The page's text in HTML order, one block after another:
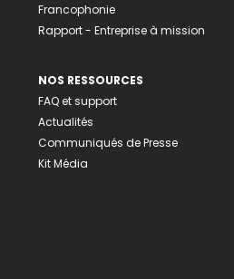
Francophonie
Rapport - Entreprise à mission
NOS RESSOURCES
FAQ et support
Actualités
Communiqués de Presse
Kit Média